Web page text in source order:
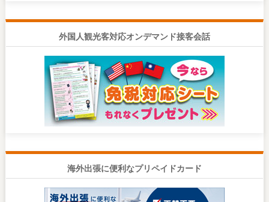
外国人観光客対応オンデマンド接客会話
海外出張に便利なプリペイドカード